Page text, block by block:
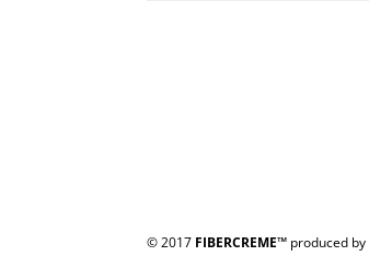
© 2017 FIBERCREME™ produced by